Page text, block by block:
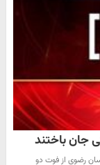
رضوی از فوت دو